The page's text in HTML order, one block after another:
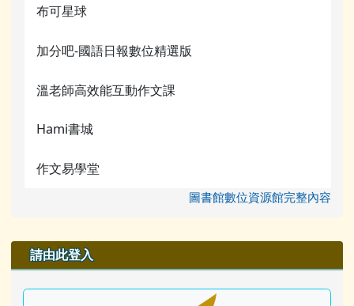
布可星球
加分吧-國語日報數位精選版
溫老師高效能互動作文課
Hami書城
作文易學堂
圖書館數位資源館完整內容
右邊區域內容
請由此登入